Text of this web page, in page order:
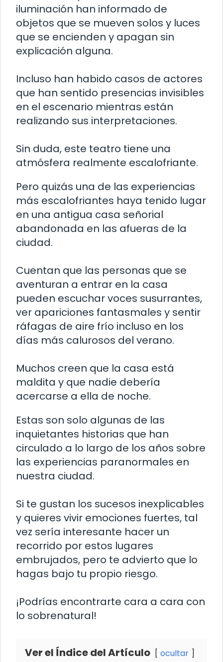
iluminación han informado de
objetos que se mueven solos y luces
que se encienden y apagan sin
explicación alguna.
Incluso han habido casos de actores
que han sentido presencias invisibles
en el escenario mientras están
realizando sus interpretaciones.
Sin duda, este teatro tiene una
atmósfera realmente escalofriante.
Pero quizás una de las experiencias
más escalofriantes haya tenido lugar
en una antigua casa señorial
abandonada en las afueras de la
ciudad.
Cuentan que las personas que se
aventuran a entrar en la casa
pueden escuchar voces susurrantes,
ver apariciones fantasmales y sentir
ráfagas de aire frío incluso en los
días más calurosos del verano.
Muchos creen que la casa está
maldita y que nadie debería
acercarse a ella de noche.
Estas son solo algunas de las
inquietantes historias que han
circulado a lo largo de los años sobre
las experiencias paranormales en
nuestra ciudad.
Si te gustan los sucesos inexplicables
y quieres vivir emociones fuertes, tal
vez sería interesante hacer un
recorrido por estos lugares
embrujados, pero te advierto que lo
hagas bajo tu propio riesgo.
¡Podrías encontrarte cara a cara con
lo sobrenatural!
Ver el Índice del Artículo ocultar